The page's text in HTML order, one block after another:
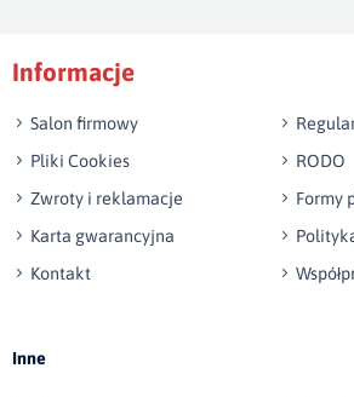
Wyślij opinię
Informacje
Salon firmowy
Pliki Cookies
RODO
Zwroty i reklamacje
Formy
Karta gwarancyjna
Kontakt
Inne